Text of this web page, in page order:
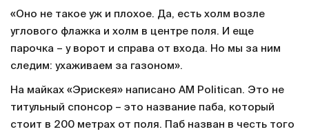
«Оно не такое уж и плохое. Да, есть холм возле
углового флажка и холм в центре поля. И еще
парочка – у ворот и справа от входа. Но мы за ним
следим: ухаживаем за газоном».
На майках «Эрискея» написано AM Politican. Это не
титульный спонсор – это название паба, который
стоит в 200 метрах от поля. Паб назван в честь того